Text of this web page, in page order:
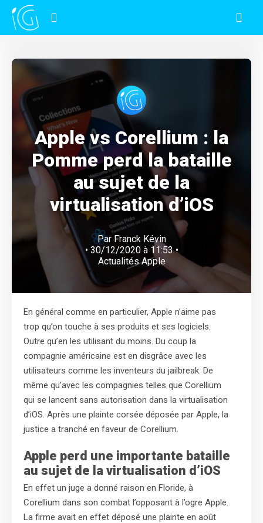
Apple vs Corellium : la
Pomme perd la bataille
au sujet de la
virtualisation d’iOS
Par Franck Kévin
• 30/12/2020 à 11:53 •
Actualités Apple
En général comme en particulier, Apple n’aime pas
trop qu’on touche à ses produits et ses logiciels.
Outre qu’en les utilisant du moins. Du coup la
compagnie américaine est en disgrâce avec les
utilisateurs comme les inventeurs du jailbreak. De
même qu’avec les compagnies telles que Corellium
qui se lancent sans autorisation dans la virtualisation
d’iOS. Après une plainte corsée déposée par Apple, la
justice a tranché en faveur de Corellium.
Apple perd une importante bataille
au sujet de la virtualisation d’iOS
En effet un juge a donné raison en Floride, à
Corellium dans son combat l’opposant à l’ogre Apple.
La firme avait en effet déposé une plainte en août